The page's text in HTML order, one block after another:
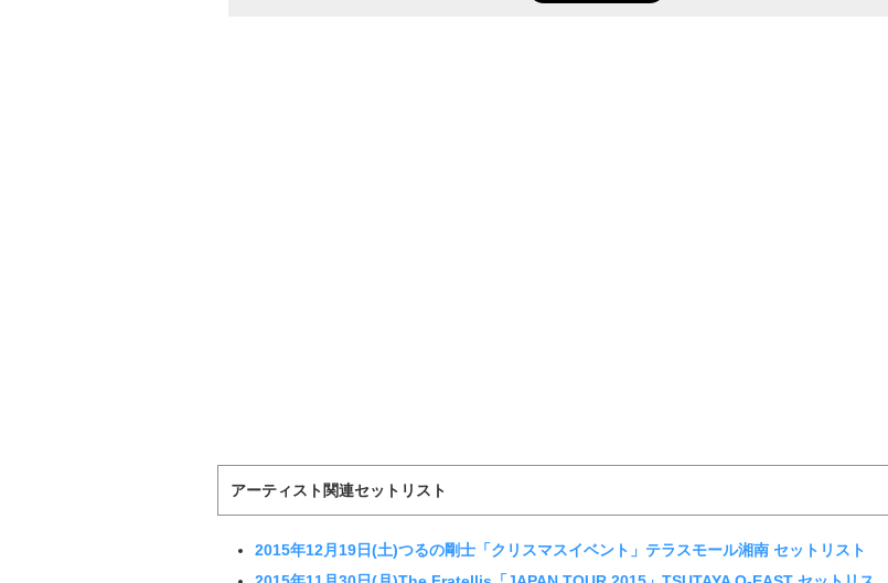
アーティスト関連セットリスト
2015年12月19日(土)つるの剛士「クリスマスイベント」テラスモール湘南 セットリスト